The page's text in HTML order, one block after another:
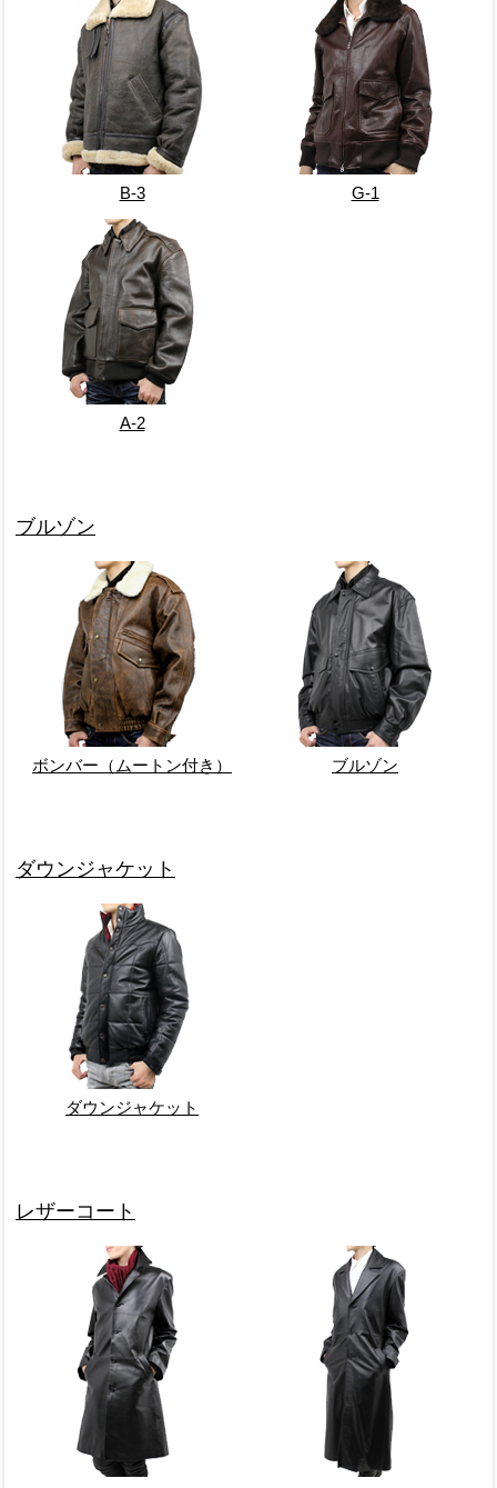
B-3 G-1
A-2
ブルゾン
ボンバー（ムートン付き） ブルゾン
ダウンジャケット
ダウンジャケット
レザーコート